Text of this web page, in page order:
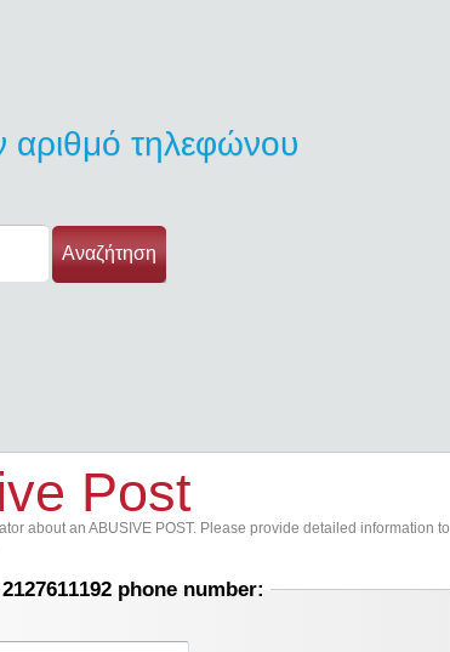
αριθμό τηλεφώνου
Αναζήτηση
Post
about an ABUSIVE POST. Please provide detailed information to
phone number: